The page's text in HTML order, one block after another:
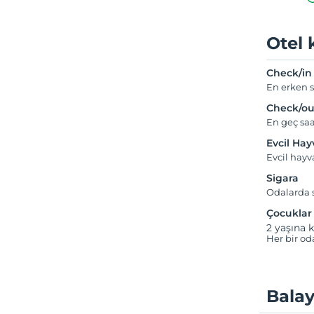
Otel
Check/in
En erken
Check/
En geç
Evcil
Evcil
Sigara
Odalarda
Çocuklar
2 yaşına
Her bir